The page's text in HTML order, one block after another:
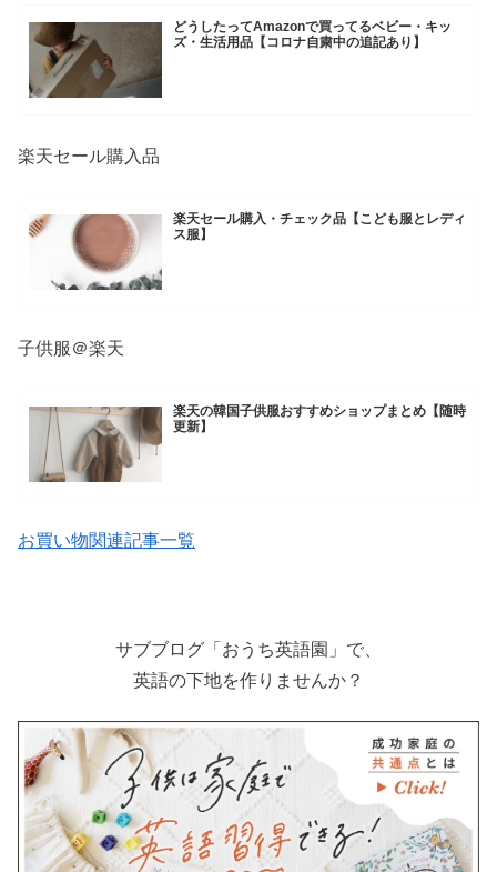
どうしたってAmazonで買ってるベビー・キッ
ズ・生活用品【コロナ自粛中の追記あり】
楽天セール購入品
楽天セール購入・チェック品【こども服とレディ
ス服】
子供服＠楽天
楽天の韓国子供服おすすめショップまとめ【随時
更新】
お買い物関連記事一覧
サブブログ「おうち英語園」で、
英語の下地を作りませんか？